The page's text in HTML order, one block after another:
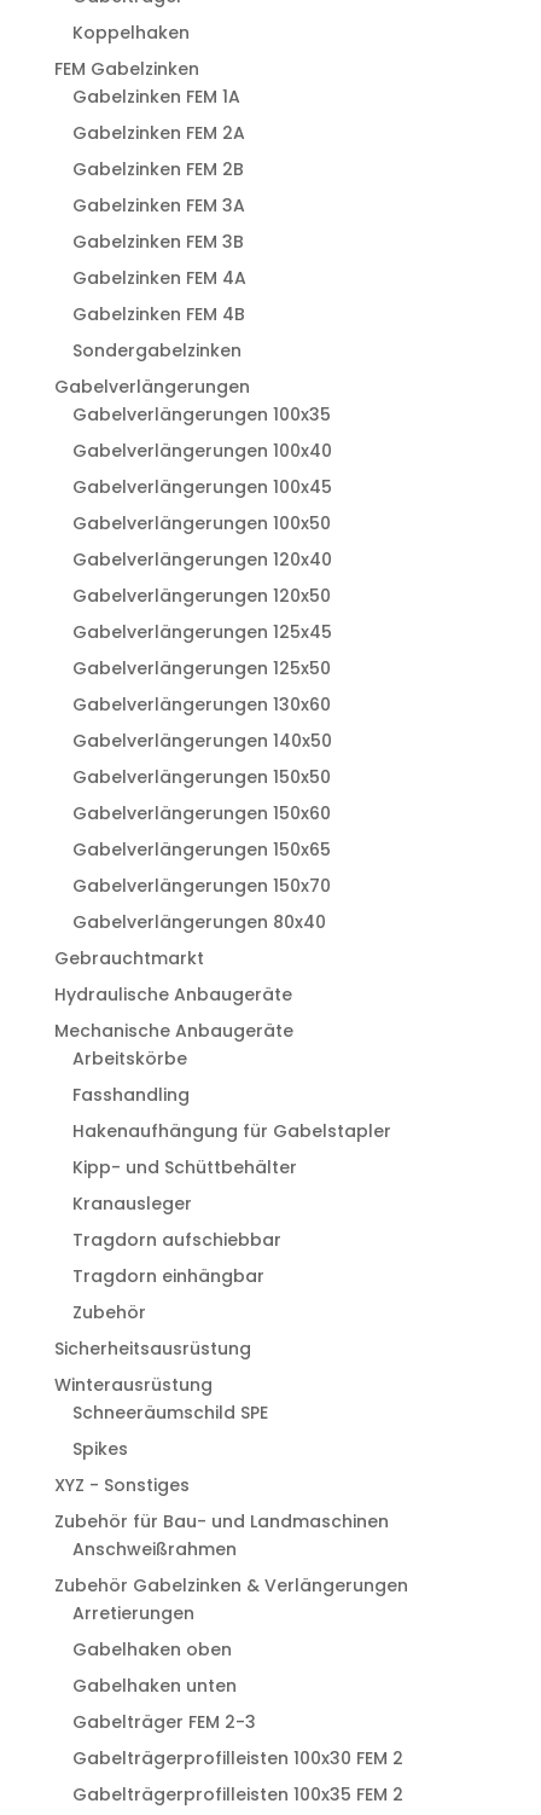
Koppelhaken
FEM Gabelzinken
Gabelzinken FEM 1A
Gabelzinken FEM 2A
Gabelzinken FEM 2B
Gabelzinken FEM 3A
Gabelzinken FEM 3B
Gabelzinken FEM 4A
Gabelzinken FEM 4B
Sondergabelzinken
Gabelverlängerungen
Gabelverlängerungen 100x35
Gabelverlängerungen 100x40
Gabelverlängerungen 100x45
Gabelverlängerungen 100x50
Gabelverlängerungen 120x40
Gabelverlängerungen 120x50
Gabelverlängerungen 125x45
Gabelverlängerungen 125x50
Gabelverlängerungen 130x60
Gabelverlängerungen 140x50
Gabelverlängerungen 150x50
Gabelverlängerungen 150x60
Gabelverlängerungen 150x65
Gabelverlängerungen 150x70
Gabelverlängerungen 80x40
Gebrauchtmarkt
Hydraulische Anbaugeräte
Mechanische Anbaugeräte
Arbeitskörbe
Fasshandling
Hakenaufhängung für Gabelstapler
Kipp- und Schüttbehälter
Kranausleger
Tragdorn aufschiebbar
Tragdorn einhängbar
Zubehör
Sicherheitsausrüstung
Winterausrüstung
Schneeräumschild SPE
Spikes
XYZ - Sonstiges
Zubehör für Bau- und Landmaschinen
Anschweißrahmen
Zubehör Gabelzinken & Verlängerungen
Arretierungen
Gabelhaken oben
Gabelhaken unten
Gabelträger FEM 2-3
Gabelträgerprofilleisten 100x30 FEM 2
Gabelträgerprofilleisten 100x35 FEM 2